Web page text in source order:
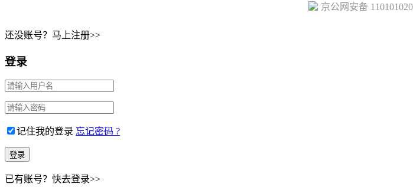
京公网安备
还没账号？马上注册>>
登录
记住我的登录 忘记密码 ?
已有账号？快去登录>>